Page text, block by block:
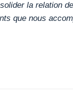
la relation
que nous